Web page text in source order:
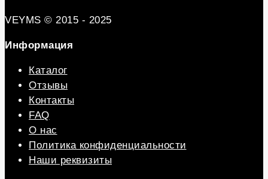
VEYMS © 2015 - 2025
Информация
Каталог
Отзывы
Контакты
FAQ
О нас
Политика конфиденциальности
Наши реквизиты